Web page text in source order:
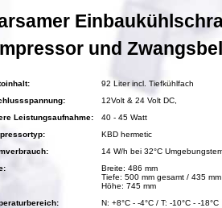
und
92 Liter incl. Tiefkühlfach
12Volt & 24 Volt DC,
Leistungsaufnahme:
40 - 45 Watt
KBD hermetic
14 W/h bei 32°C
Breite: 486 mm
Tiefe: 500 mm gesamt / 435
Höhe: 745 mm
N: +8°C - -4°C / T: -10°C - -18°C